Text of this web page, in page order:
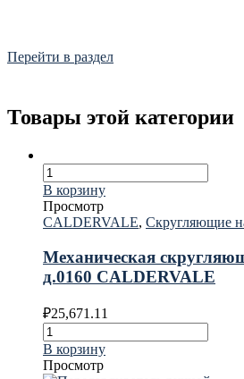
Перейти в раздел
Товары этой категории
В корзину
Просмотр
CALDERVALE, Скругляющие
Механическая
д.0160 CALDERVALE
₽25,671.11
В корзину
Просмотр